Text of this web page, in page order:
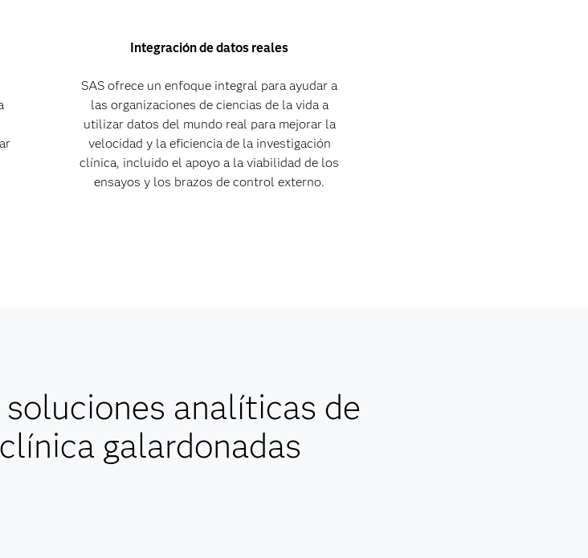
Integración de datos reales
SAS ofrece un enfoque integral para ayudar a
las organizaciones de ciencias de la vida a
utilizar datos del mundo real para mejorar la
velocidad y la eficiencia de la investigación
clínica, incluido el apoyo a la viabilidad de los
ensayos y los brazos de control externo.
analíticas de
galardonadas